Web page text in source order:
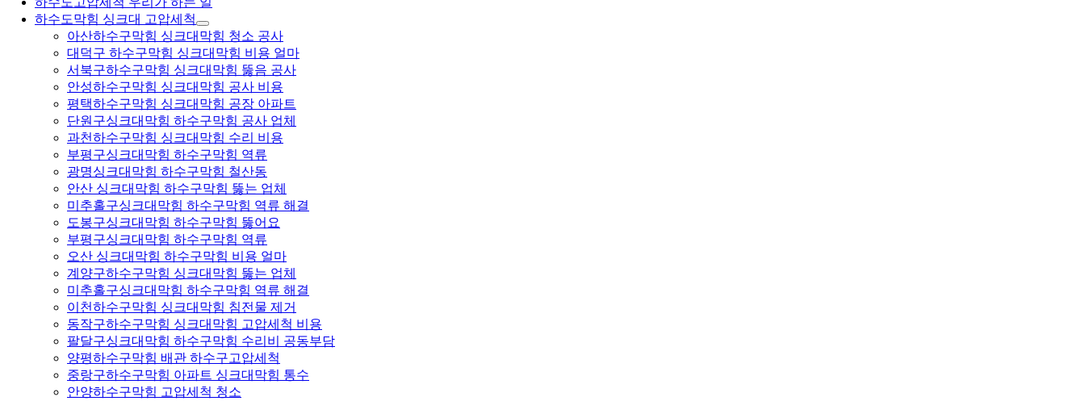
하수도막힘 싱크대 고압세척
아산하수구막힘 싱크대막힘 청소 공사
대덕구 하수구막힘 싱크대막힘 비용 얼마
서북구하수구막힘 싱크대막힘 뚫음 공사
안성하수구막힘 싱크대막힘 공사 비용
평택하수구막힘 싱크대막힘 공장 아파트
단원구싱크대막힘 하수구막힘 공사 업체
과천하수구막힘 싱크대막힘 수리 비용
부평구싱크대막힘 하수구막힘 역류
광명싱크대막힘 하수구막힘 철산동
안산 싱크대막힘 하수구막힘 뚫는 업체
미추홀구싱크대막힘 하수구막힘 역류 해결
도봉구싱크대막힘 하수구막힘 뚫어요
부평구싱크대막힘 하수구막힘 역류
오산 싱크대막힘 하수구막힘 비용 얼마
계양구하수구막힘 싱크대막힘 뚫는 업체
미추홀구싱크대막힘 하수구막힘 역류 해결
이천하수구막힘 싱크대막힘 침전물 제거
동작구하수구막힘 싱크대막힘 고압세척 비용
팔달구싱크대막힘 하수구막힘 수리비 공동부담
양평하수구막힘 배관 하수구고압세척
중랑구하수구막힘 아파트 싱크대막힘 통수
안양하수구막힘 고압세척 청소